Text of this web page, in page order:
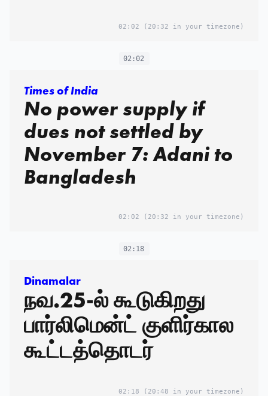
02:02 (20:32 in your timezone)
02:02
Times of India
No power supply if
dues not settled by
November 7: Adani to
Bangladesh
02:02 (20:32 in your timezone)
02:18
Dinamalar
நவ.25-ல் கூடுகிறது
பார்லிமென்ட் குளிர்கால
கூட்டத்தொடர்
02:18 (20:48 in your timezone)